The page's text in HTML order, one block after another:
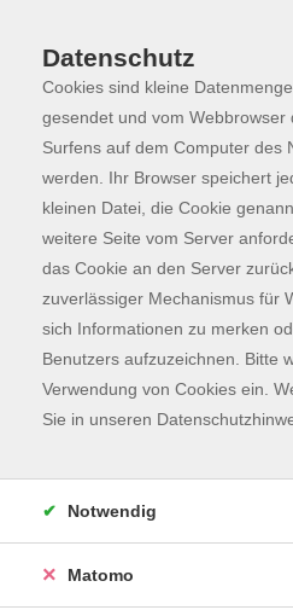
Skip to main content
Programm
Der Kurs konnte nicht
Datenschutz
Cookies sind kleine
gesendet und vom
Surfens auf dem Computer des
werden. Ihr Browser speichert
kleinen Datei, die Cookie
weitere Seite vom Server
das Cookie an den Server
zuverlässiger Mechanismus für
sich Informationen zu merken
Benutzers aufzuzeichnen. Bitte
Verwendung von Cookies ein.
Sie in unseren
Notwendig
Matomo